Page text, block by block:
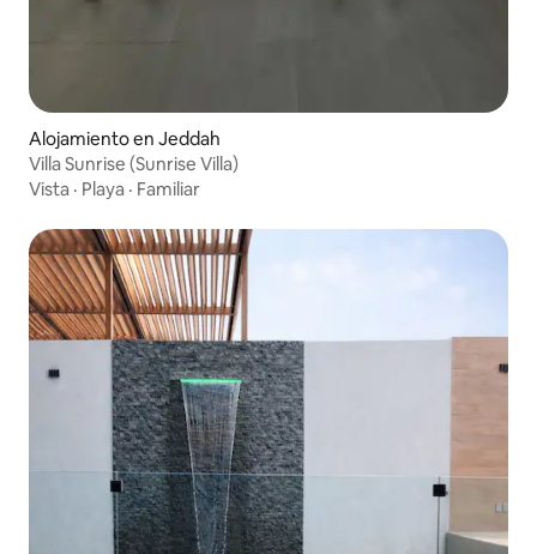
Alojamiento en Jeddah
Villa Sunrise (Sunrise Villa)
Vista · Playa · Familiar